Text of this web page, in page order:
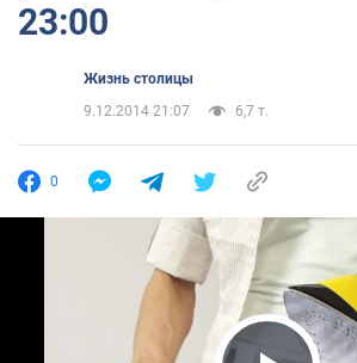
23:00
Жизнь столицы
9.12.2014 21:07
6,7 т.
0